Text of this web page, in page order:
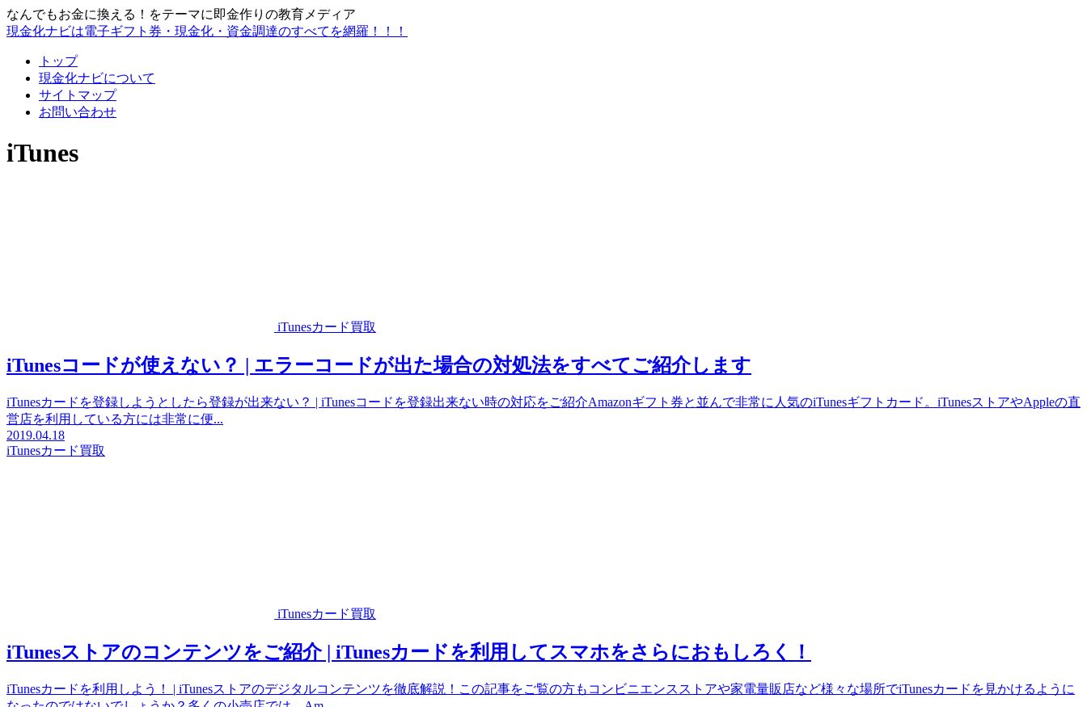
なんでもお金に換える！をテーマに即金作りの教育メディア
現金化ナビは電子ギフト券・現金化・資金調達のすべてを網羅！！！
トップ
現金化ナビについて
サイトマップ
お問い合わせ
iTunes
iTunesカード買取
iTunesコードが使えない？ | エラーコードが出た場合の対処法をすべてご紹介します
iTunesカードを登録しようとしたら登録が出来ない？ | iTunesコードを登録出来ない時の対応をご紹介Amazonギフト券と並んで非常に人気のiTunesギフトカード。iTunesストアやAppleの直
営店を利用している方には非常に便...
2019.04.18
iTunesカード買取
iTunesカード買取
iTunesストアのコンテンツをご紹介 | iTunesカードを利用してスマホをさらにおもしろく！
iTunesカードを利用しよう！ | iTunesストアのデジタルコンテンツを徹底解説！この記事をご覧の方もコンビニエンスストアや家電量販店など様々な場所でiTunesカードを見かけるように